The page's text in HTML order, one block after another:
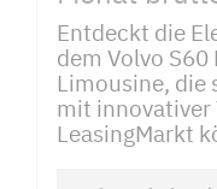
Entdeckt die
dem Volvo S60
Limousine, die
mit innovativer
LeasingMarkt